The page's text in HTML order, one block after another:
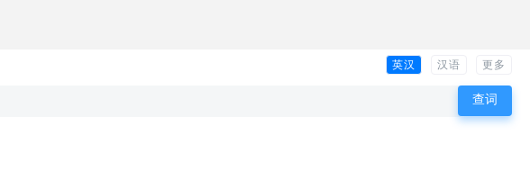
英汉 汉语 更多